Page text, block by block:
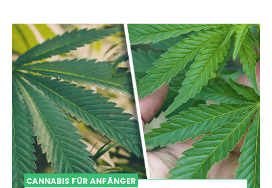
CANNABIS FÜR ANFÄNGER